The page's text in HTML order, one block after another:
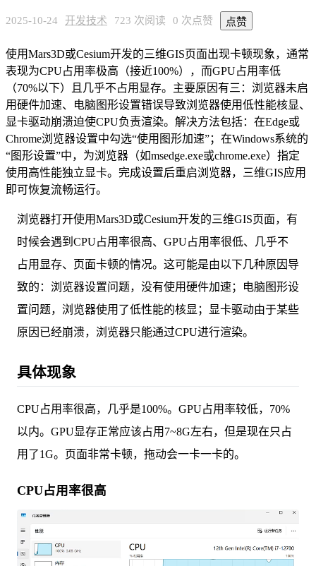
2025-10-24 开发技术 723 次阅读 0 次点赞 点赞
使用Mars3D或Cesium开发的三维GIS页面出现卡顿现象，通常
表现为CPU占用率极高（接近100%），而GPU占用率低
（70%以下）且几乎不占用显存。主要原因有三：浏览器未启
用硬件加速、电脑图形设置错误导致浏览器使用低性能核显、
显卡驱动崩溃迫使CPU负责渲染。解决方法包括：在Edge或
Chrome浏览器设置中勾选“使用图形加速”；在Windows系统的
“图形设置”中，为浏览器（如msedge.exe或chrome.exe）指定
使用高性能独立显卡。完成设置后重启浏览器，三维GIS应用
即可恢复流畅运行。
浏览器打开使用Mars3D或Cesium开发的三维GIS页面，有
时候会遇到CPU占用率很高、GPU占用率很低、几乎不
占用显存、页面卡顿的情况。这可能是由以下几种原因导
致的：浏览器设置问题，没有使用硬件加速；电脑图形设
置问题，浏览器使用了低性能的核显；显卡驱动由于某些
原因已经崩溃，浏览器只能通过CPU进行渲染。
具体现象
CPU占用率很高，几乎是100%。GPU占用率较低，70%
以内。GPU显存正常应该占用7~8G左右，但是现在只占
用了1G。页面非常卡顿，拖动会一卡一卡的。
CPU占用率很高